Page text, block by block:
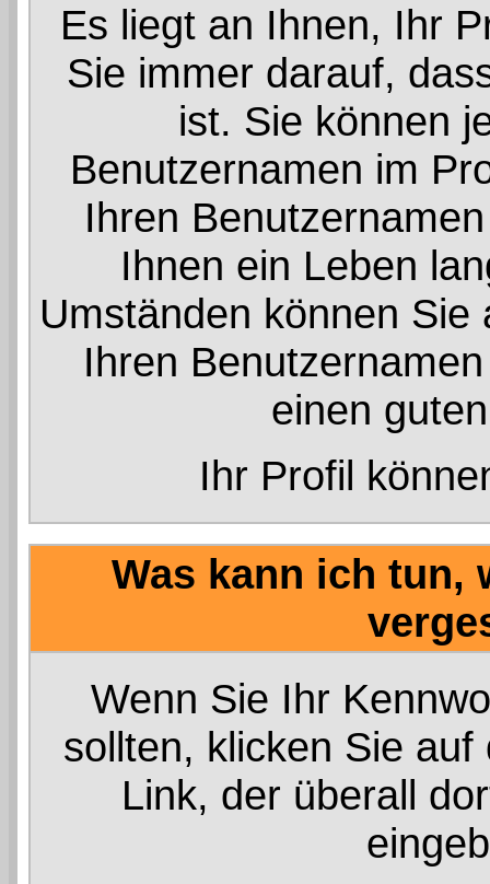
Es liegt an Ihnen, Ihr
Sie immer darauf,
ist. Sie können
Benutzernamen im
Ihren
Ihnen ein Leben
Umständen können
Ihren
einen
Ihr Profil
Was kann ich tun,
Wenn Sie Ihr
sollten, klicken Sie auf
Link, der überall